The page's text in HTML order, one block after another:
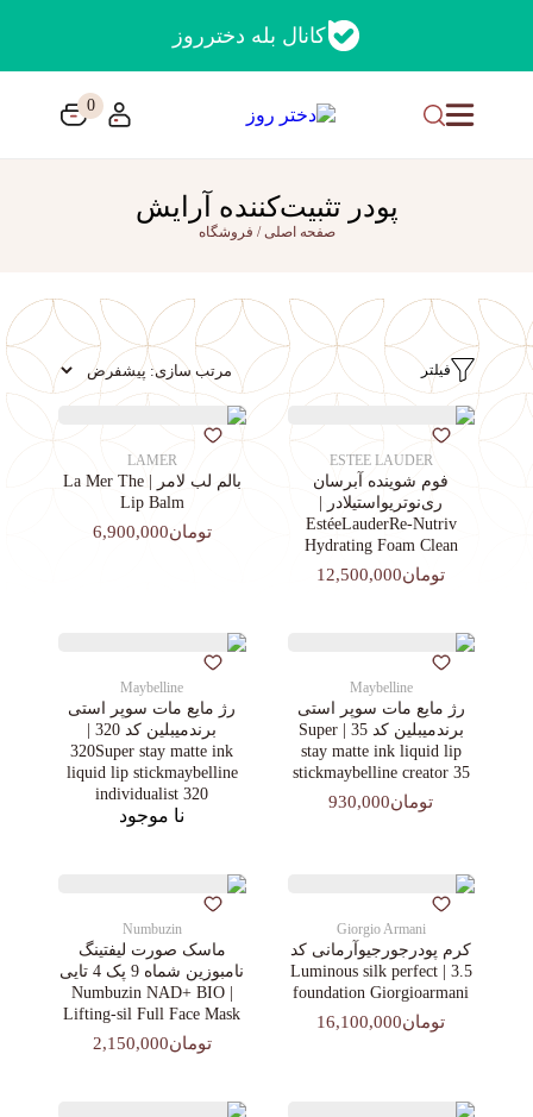
کانال بله دخترروز
0
پودر تثبیت‌کننده آرایش
صفحه اصلی/ فروشگاه
فیلتر
ESTEE LAUDER
فوم شوینده آبرسان
ری‌نوتریواستیلادر |
EstéeLauderRe-Nutriv
Hydrating Foam Clean
تومان12,500,000
LAMER
بالم لب لامر | La Mer The
Lip Balm
تومان6,900,000
Maybelline
رژ مایع مات سوپر استی‌
برندمیبلین کد 35 | Super
stay matte ink liquid lip
stickmaybelline creator 35
تومان930,000
Maybelline
رژ مایع مات سوپر استی‌
برندمیبلین کد 320 |
320Super stay matte ink
liquid lip stickmaybelline
individualist 320
نا موجود
Giorgio Armani
کرم پودرجورجیوآرمانی کد
3.5 | Luminous silk perfect
foundation Giorgioarmani
تومان16,100,000
Numbuzin
ماسک صورت لیفتینگ
نامبوزین شماه 9 پک 4 تایی
| Numbuzin NAD+ BIO
Lifting-sil Full Face Mask
تومان2,150,000